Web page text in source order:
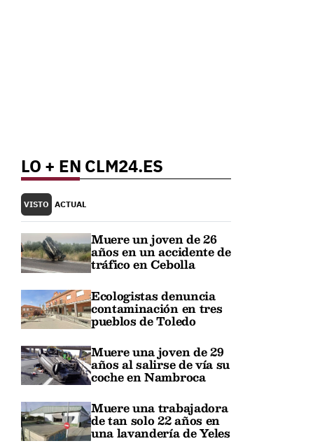
LO + EN CLM24.ES
VISTO ACTUAL
Muere un joven de 26
años en un accidente de
tráfico en Cebolla
Ecologistas denuncia
contaminación en tres
pueblos de Toledo
Muere una joven de 29
años al salirse de vía su
coche en Nambroca
Muere una trabajadora
de tan solo 22 años en
una lavandería de Yeles